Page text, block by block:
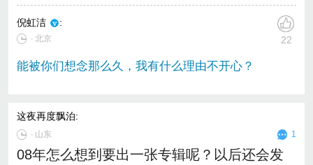
倪虹洁 :
∙ 北京 22
能被你们想念那么久，我有什么理由不开心？
这夜再度飘泊:
∙ 山东 1
08年怎么想到要出一张专辑呢？以后还会发